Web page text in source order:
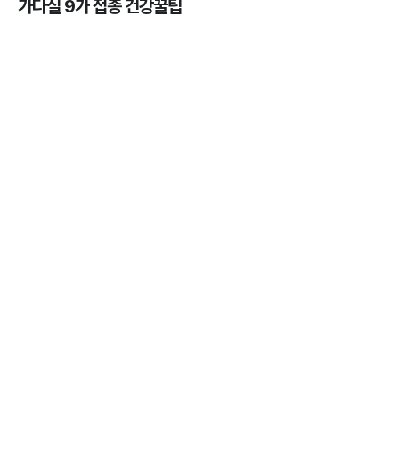
가다실 9가 접종 건강꿀팁